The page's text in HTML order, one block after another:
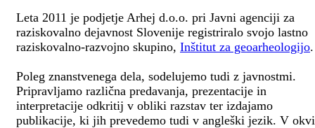
Leta 2011 je podjetje Arhej d.o.o. pri Javni agenciji za
raziskovalno dejavnost Slovenije registriralo svojo lastno
raziskovalno-razvojno skupino, Inštitut za geoarheologijo.
Poleg znanstvenega dela, sodelujemo tudi z javnostmi.
Pripravljamo različna predavanja, prezentacije in
interpretacije odkritij v obliki razstav ter izdajamo
publikacije, ki jih prevedemo tudi v angleški jezik. V